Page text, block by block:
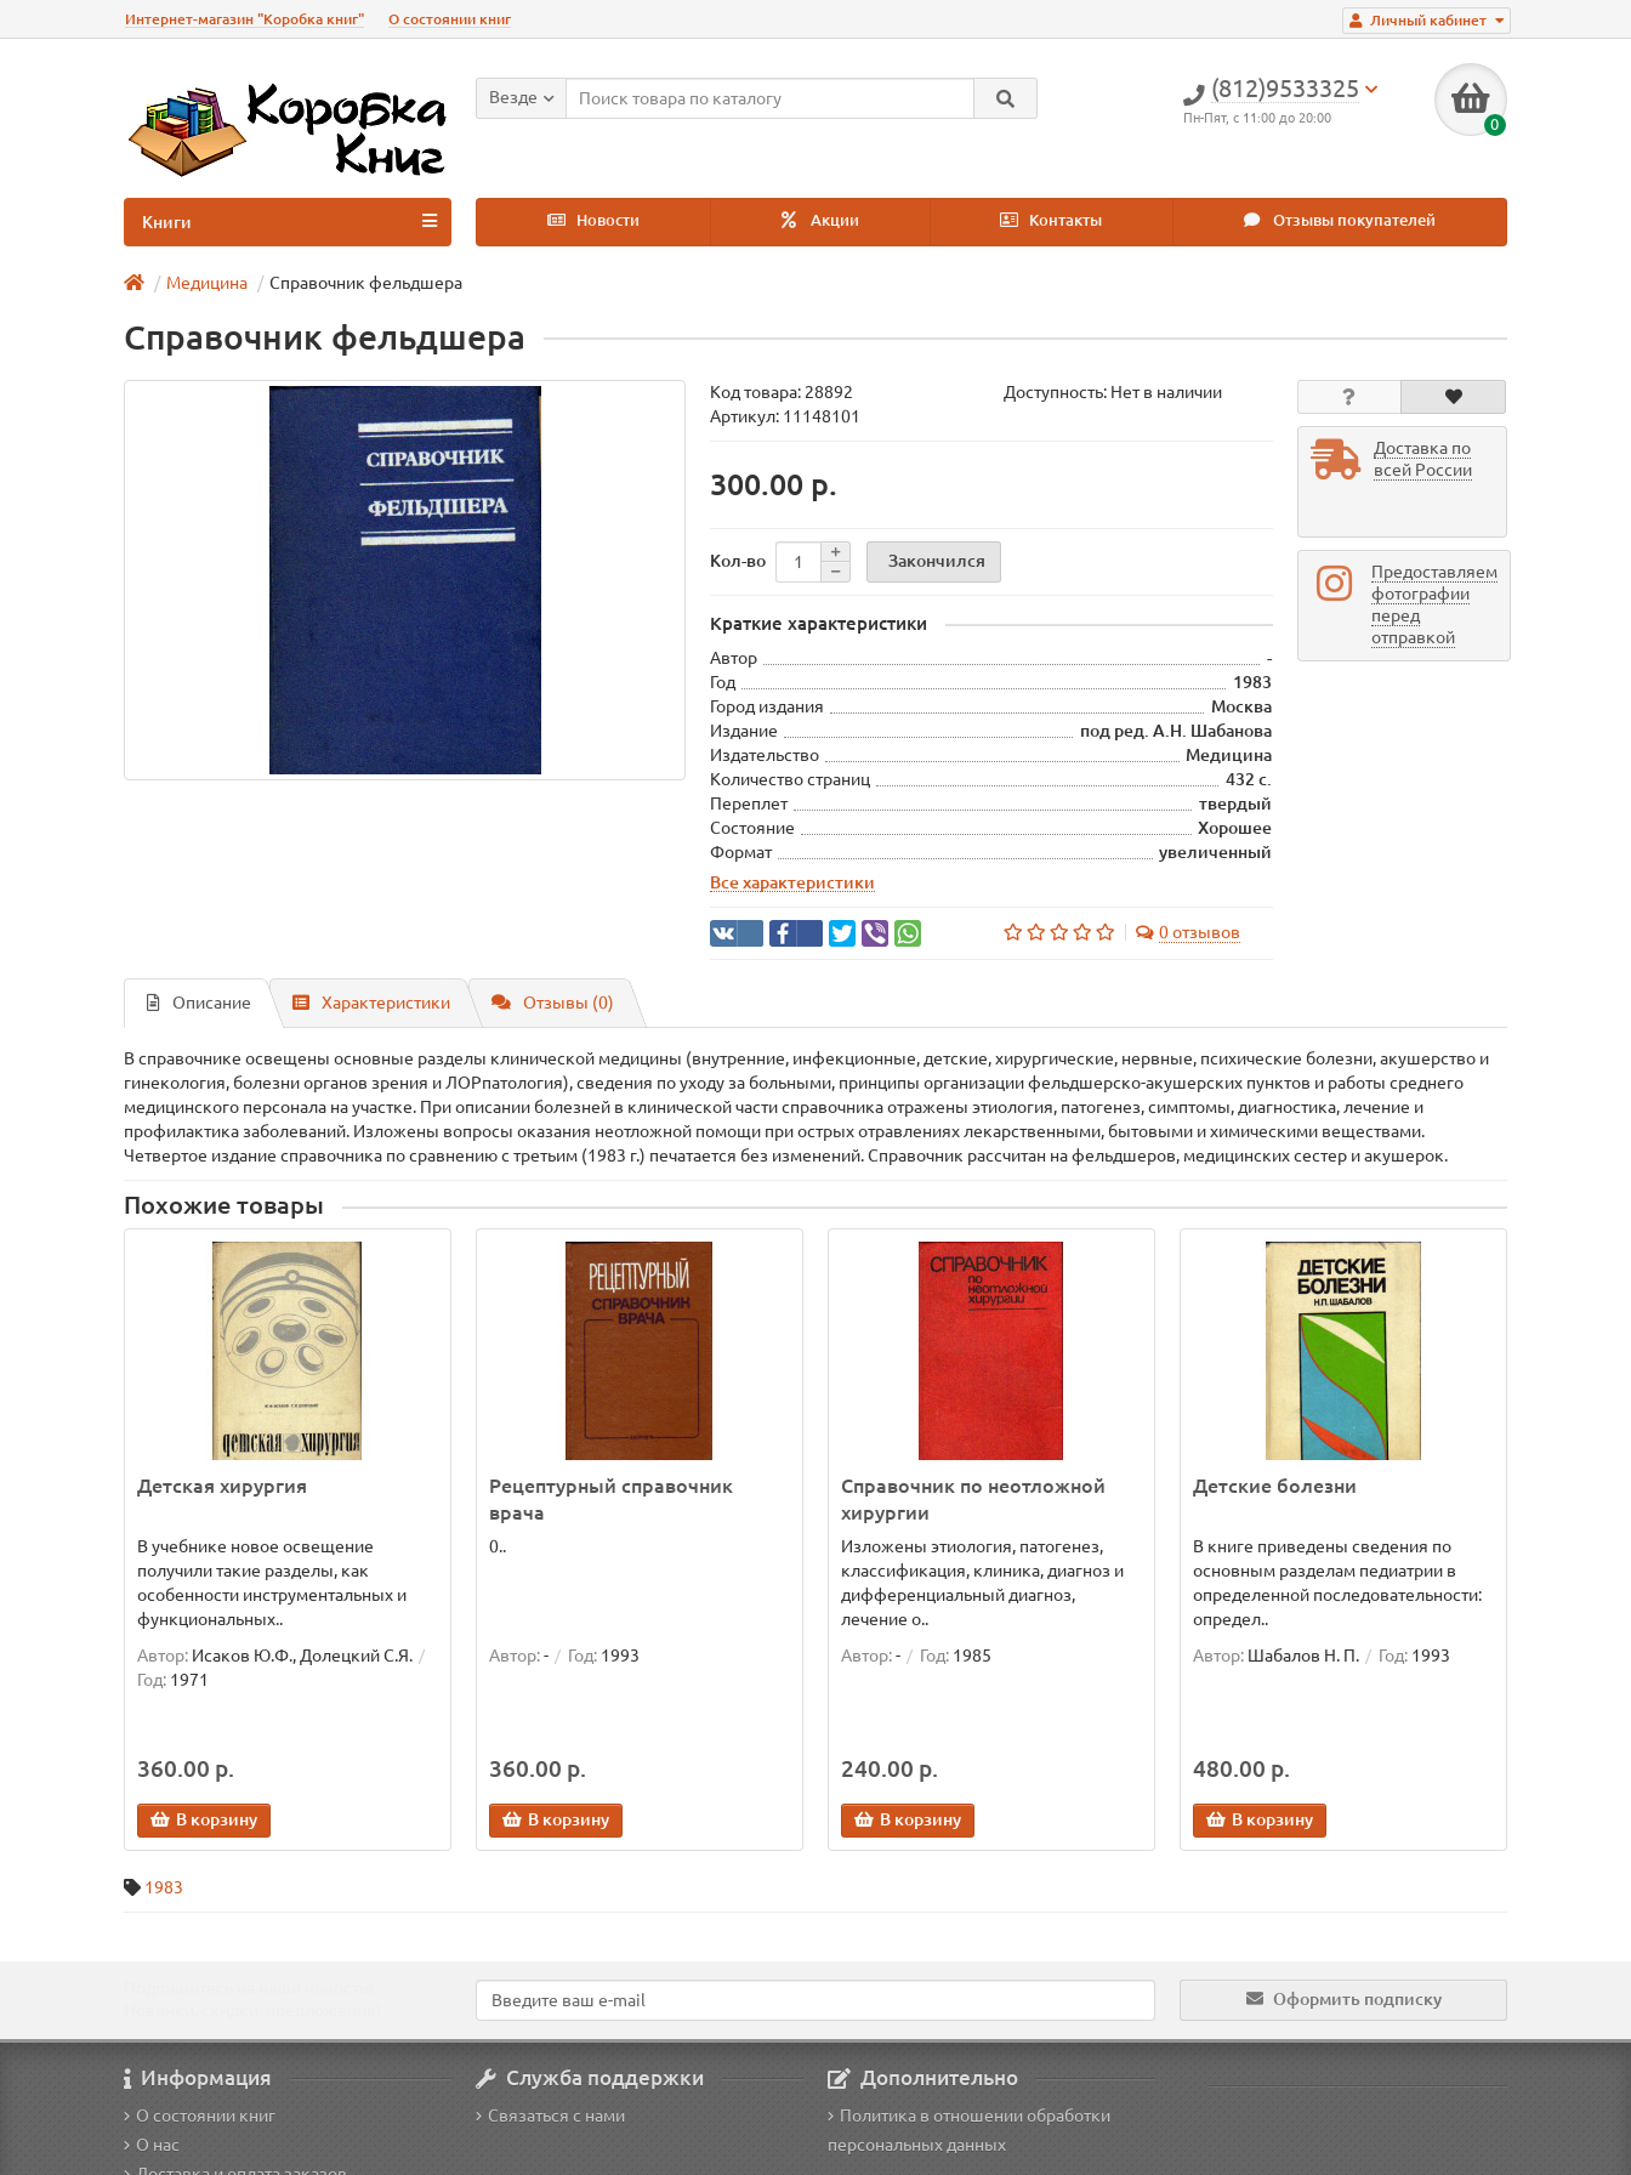
Личный кабинет
Интернет-магазин "Коробка книг" О состоянии книг
(812)9533325
Пн-Пят, с 11:00 до 20:00 0
Везде
Новости Акции Контакты Отзывы покупателей
Книги
Медицина Справочник фельдшера
Справочник фельдшера
Код товара: 28892
Доступность: Нет в наличии
Артикул: 11148101
300.00 р.
Кол-во Закончился
Краткие характеристики
Автор
-
Год
1983
Город издания
Москва
Издание
под ред. А.Н. Шабанова
Издательство
Медицина
Количество страниц
432 с.
Переплет
твердый
Состояние
Хорошее
Формат
увеличенный
Все характеристики
0 отзывов
Доставка по
всей России
Предоставляем
фотографии
перед
отправкой
Описание Характеристики Отзывы (0)
В справочнике освещены основные разделы клинической медицины (внутренние, инфекционные, детские, хирургические, нервные, психические болезни, акушерство и
гинекология, болезни органов зрения и ЛОРпатология), сведения по уходу за больными, принципы организации фельдшерско-акушерских пунктов и работы среднего
медицинского персонала на участке. При описании болезней в клинической части справочника отражены этиология, патогенез, симптомы, диагностика, лечение и
профилактика заболеваний. Изложены вопросы оказания неотложной помощи при острых отравлениях лекарственными, бытовыми и химическими веществами.
Четвертое издание справочника по сравнению с третьим (1983 г.) печатается без изменений. Справочник рассчитан на фельдшеров, медицинских сестер и акушерок.
Похожие товары
Детская хирургия
В учебнике новое освещение
получили такие разделы, как
особенности инструментальных и
функциональных..
Автор: Исаков Ю.Ф., Долецкий С.Я.
Год: 1971
360.00 р.
В корзину
Рецептурный справочник
врача
0..
Автор:- Год: 1993
360.00 р.
В корзину
Справочник по неотложной
хирургии
Изложены этиология, патогенез,
классификация, клиника, диагноз и
дифференциальный диагноз,
лечение о..
Автор:- Год: 1985
240.00 р.
В корзину
Детские болезни
В книге приведены сведения по
основным разделам педиатрии в
определенной последовательности:
определ..
Автор: Шабалов Н. П. Год: 1993
480.00 р.
В корзину
1983
Оформить подписку
Информация
О состоянии книг
О нас
Служба поддержки
Связаться с нами
Дополнительно
Политика в отношении обработки
персональных данных